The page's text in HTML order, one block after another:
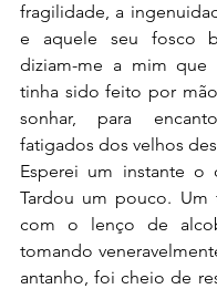
fragilidade, a
e aquele seu fosco
diziam-me a mim que
tinha sido feito por
sonhar, para
fatigados dos velhos
Esperei um instante o
Tardou um pouco. Um
com o lenço de
tomando
antanho, foi cheio de